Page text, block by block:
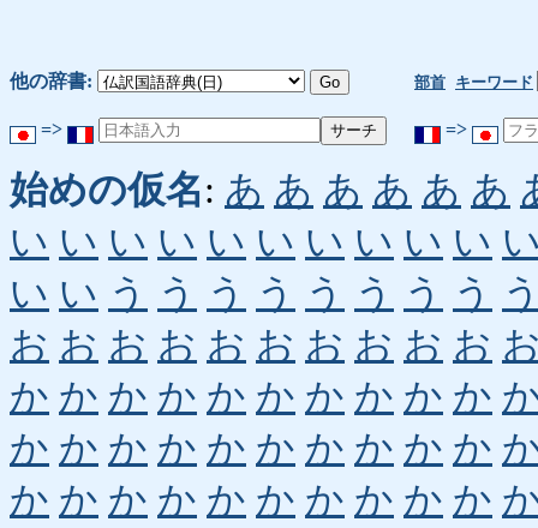
他の辞書: 部首 キーワード
=> =>
始めの仮名: あ あ あ あ あ あ
い い い い い い い い い い
い い う う う う う う う う
お お お お お お お お お お
か か か か か か か か か か
か か か か か か か か か か
か か か か か か か か か か